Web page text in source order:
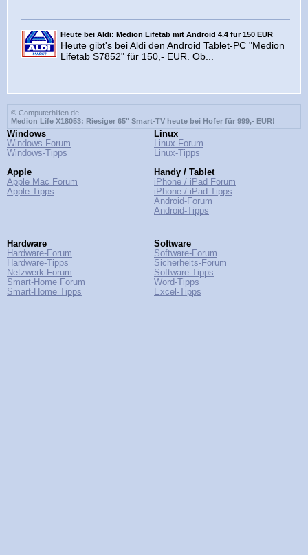
Heute bei Aldi: Medion Lifetab mit Android 4.4 für 150 EUR
Heute gibt's bei Aldi den Android Tablet-PC "Medion
Lifetab S7852" für 150,- EUR. Ob...
© Computerhilfen.de
Medion Life X18053: Riesiger 65" Smart-TV heute bei Hofer für 999,- EUR!
Windows
Windows-Forum
Windows-Tipps
Apple
Apple Mac Forum
Apple Tipps
Linux
Linux-Forum
Linux-Tipps
Handy / Tablet
iPhone / iPad Forum
iPhone / iPad Tipps
Android-Forum
Android-Tipps
Hardware
Hardware-Forum
Hardware-Tipps
Netzwerk-Forum
Smart-Home Forum
Smart-Home Tipps
Software
Software-Forum
Sicherheits-Forum
Software-Tipps
Word-Tipps
Excel-Tipps